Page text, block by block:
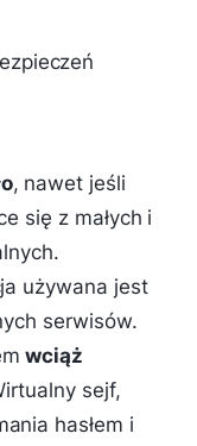
, nawet jeśli
się z małych i
używana jest
serwisów.
wciąż
sejf,
hasłem i